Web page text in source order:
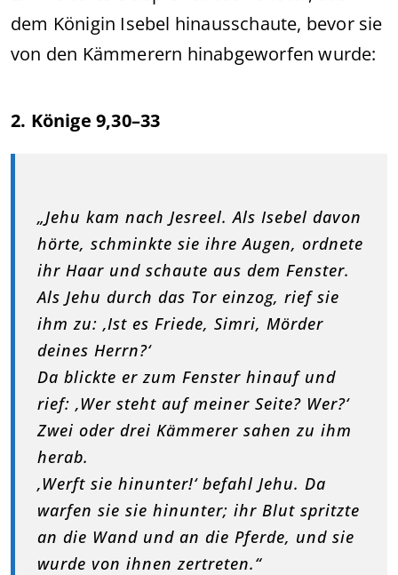
dem Königin Isebel hinausschaute, bevor sie
von den Kämmerern hinabgeworfen wurde:
2. Könige 9,30–33
„Jehu kam nach Jesreel. Als Isebel davon
hörte, schminkte sie ihre Augen, ordnete
ihr Haar und schaute aus dem Fenster.
Als Jehu durch das Tor einzog, rief sie
ihm zu: ‚Ist es Friede, Simri, Mörder
deines Herrn?‘
Da blickte er zum Fenster hinauf und
rief: ‚Wer steht auf meiner Seite? Wer?‘
Zwei oder drei Kämmerer sahen zu ihm
herab.
‚Werft sie hinunter!‘ befahl Jehu. Da
warfen sie sie hinunter; ihr Blut spritzte
an die Wand und an die Pferde, und sie
wurde von ihnen zertreten.“